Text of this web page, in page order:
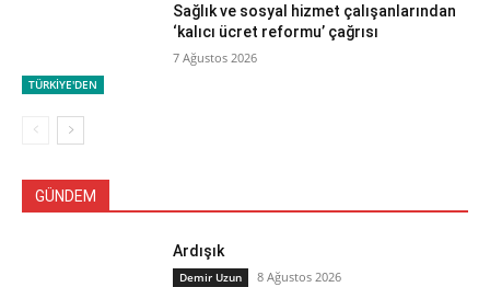
TÜRKİYE'DEN
Sağlık ve sosyal hizmet çalışanlarından
‘kalıcı ücret reformu’ çağrısı
7 Ağustos 2026
GÜNDEM
Ardışık
Demir Uzun 8 Ağustos 2026